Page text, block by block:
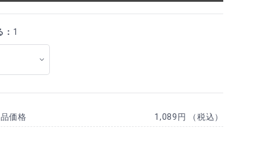
1
価格 1,089円 （税込）